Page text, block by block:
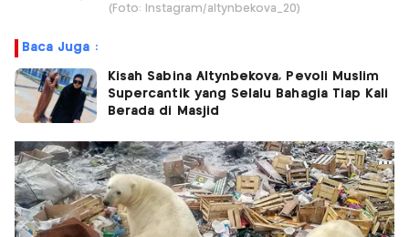
(Foto: Instagram/altynbekova_20)
Baca Juga :
Kisah Sabina Altynbekova, Pevoli Muslim
Supercantik yang Selalu Bahagia Tiap Kali
Berada di Masjid